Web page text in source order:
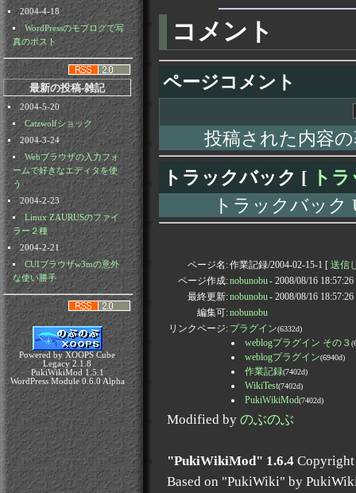
2004-4-18
WordPressのモブログで写
真のポスト
最新の投稿-雑記
2004-5-20
Catzwolfショック
2004-3-24
Webブラウザの入力フォ
ームで好きなエディタを使
う
2004-2-23
Linux ZAURUSのファイ
ラー２種
2004-2-21
CUIブラウザw3mの意外
な使い勝手
Powered by XOOPS Cube
Legacy 2.1.8
PukiWikiMod 1.5.1
WordPress Module 0.6.0 Alpha
コメント
ページコメント
投稿された内容
トラックバック [ ト
トラックバック
ページ名:作業記録/2004-02-15-1 [ 送信
ページ作成:nobunobu - 2008/08/16
最終更新:nobunobu - 2008/08/16
編集可:nobunobu
リンクページ: プラグイン(6332d)
weblogプラグイン その３
weblogプラグイン(6940d)
作業記録(7402d)
WikiTest(7402d)
PukiWikiMod(7402d)
Modified by のぶのぶ
"PukiWikiMod" 1.6.4
Based on "PukiWiki" by